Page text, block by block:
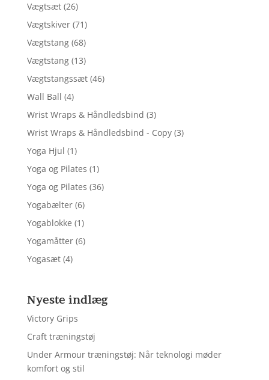
Vægtsæt (26)
Vægtskiver (71)
Vægtstang (68)
Vægtstang (13)
Vægtstangssæt (46)
Wall Ball (4)
Wrist Wraps & Håndledsbind (3)
Wrist Wraps & Håndledsbind - Copy (3)
Yoga Hjul (1)
Yoga og Pilates (1)
Yoga og Pilates (36)
Yogabælter (6)
Yogablokke (1)
Yogamåtter (6)
Yogasæt (4)
Nyeste indlæg
Victory Grips
Craft træningstøj
Under Armour træningstøj: Når teknologi møder
komfort og stil